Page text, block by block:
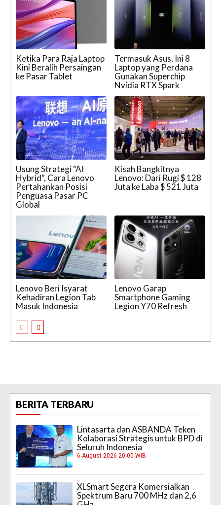
Ketika Para Raja Laptop
Kini Beralih Persaingan
ke Pasar Tablet
Termasuk Asus, Ini 8
Laptop yang Perdana
Gunakan Superchip
Nvidia RTX Spark
Usung Strategi “AI
Hybrid”, Cara Lenovo
Pertahankan Posisi
Penguasa Pasar PC
Global
Kisah Bangkitnya
Lenovo: Dari Rugi $ 128
Juta ke Laba $ 521 Juta
Lenovo Beri Isyarat
Kehadiran Legion Tab
Masuk Indonesia
Lenovo Garap
Smartphone Gaming
Legion Y70 Refresh
BERITA TERBARU
Lintasarta dan ASBANDA Teken
Kolaborasi Strategis untuk BPD di
Seluruh Indonesia
6 August 2026 20:00 WIB
XLSmart Segera Komersialkan
Spektrum Baru 700 MHz dan 2,6